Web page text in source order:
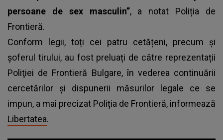
persoane de sex masculin”, a notat Poliția de
Frontieră.
Conform legii, toți cei patru cetățeni, precum și
șoferul tirului, au fost preluați de către reprezentații
Poliţiei de Frontieră Bulgare, în vederea continuării
cercetărilor şi dispunerii măsurilor legale ce se
impun, a mai precizat Poliția de Frontieră, informează
Libertatea.